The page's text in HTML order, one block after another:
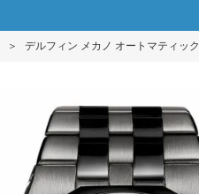
＞ デルフィン メカノ オートマティック